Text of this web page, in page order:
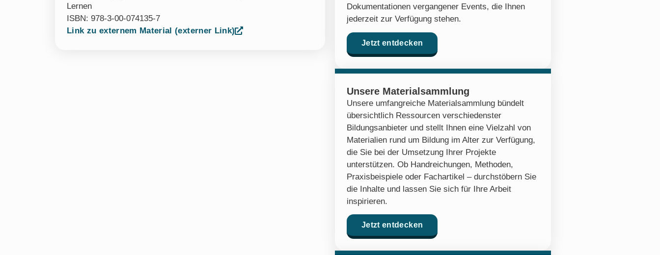
Lernen
ISBN: 978-3-00-074135-7
Link zu externem Material (externer Link)
Dokumentationen vergangener Events, die Ihnen
jederzeit zur Verfügung stehen.
Jetzt entdecken
Unsere Materialsammlung
Unsere umfangreiche Materialsammlung bündelt
übersichtlich Ressourcen verschiedenster
Bildungsanbieter und stellt Ihnen eine Vielzahl von
Materialien rund um Bildung im Alter zur Verfügung,
die Sie bei der Umsetzung Ihrer Projekte
unterstützen. Ob Handreichungen, Methoden,
Praxisbeispiele oder Fachartikel – durchstöbern Sie
die Inhalte und lassen Sie sich für Ihre Arbeit
inspirieren.
Jetzt entdecken